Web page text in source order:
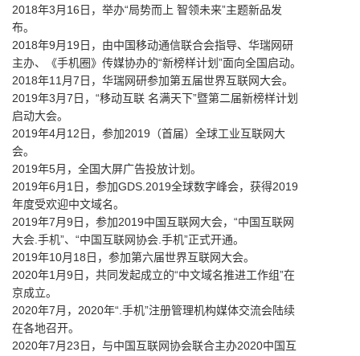
2018年3月16日，举办“局势而上 智领未来”主题新品发
布。
2018年9月19日，由中国移动通信联合会指导、华瑞网研
主办、《手机圈》传媒协办的“新榜样计划”面向全国启动。
2018年11月7日，华瑞网研参加第五届世界互联网大会。
2019年3月7日，“移动互联 名满天下”暨第二届新榜样计划
启动大会。
2019年4月12日，参加2019（首届）全球工业互联网大
会。
2019年5月，全国大屏广告投放计划。
2019年6月1日，参加GDS.2019全球数字峰会，获得2019
年度受欢迎中文域名。
2019年7月9日，参加2019中国互联网大会，“中国互联网
大会.手机”、“中国互联网协会.手机”正式开通。
2019年10月18日，参加第六届世界互联网大会。
2020年1月9日，共同发起成立的“中文域名推进工作组”在
京成立。
2020年7月，2020年“.手机”注册管理机构媒体交流会陆续
在各地召开。
2020年7月23日，与中国互联网协会联合主办2020中国互